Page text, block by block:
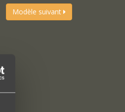
Modèle suivant